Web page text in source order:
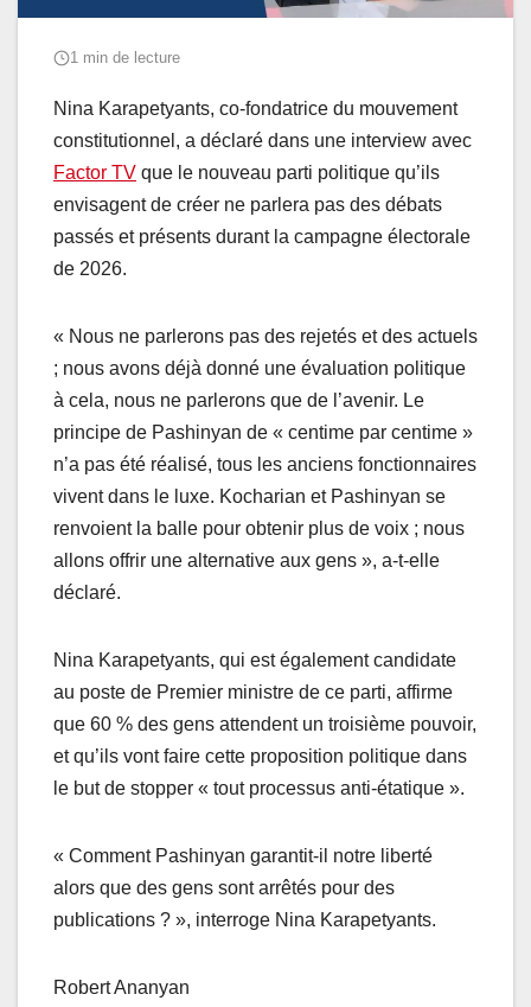
1 min de lecture
Nina Karapetyants, co-fondatrice du mouvement
constitutionnel, a déclaré dans une interview avec
Factor TV que le nouveau parti politique qu’ils
envisagent de créer ne parlera pas des débats
passés et présents durant la campagne électorale
de 2026.
« Nous ne parlerons pas des rejetés et des actuels
; nous avons déjà donné une évaluation politique
à cela, nous ne parlerons que de l’avenir. Le
principe de Pashinyan de « centime par centime »
n’a pas été réalisé, tous les anciens fonctionnaires
vivent dans le luxe. Kocharian et Pashinyan se
renvoient la balle pour obtenir plus de voix ; nous
allons offrir une alternative aux gens », a-t-elle
déclaré.
Nina Karapetyants, qui est également candidate
au poste de Premier ministre de ce parti, affirme
que 60 % des gens attendent un troisième pouvoir,
et qu’ils vont faire cette proposition politique dans
le but de stopper « tout processus anti-étatique ».
« Comment Pashinyan garantit-il notre liberté
alors que des gens sont arrêtés pour des
publications ? », interroge Nina Karapetyants.
Robert Ananyan